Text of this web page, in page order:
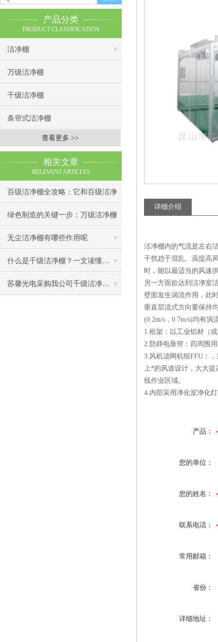
产品分类
PRODUCT CLASSIFICATION
洁净棚
万级洁净棚
千级洁净棚
条帘式洁净棚
查看更多 >>
相关文章
RELEVANT ARTICLES
百级洁净棚全攻略：它和百级洁净
室到底有什么区别？
绿色制造的关键一步：万级洁净棚
助力环保型半导体产业发展
无尘洁净棚有哪些作用呢
什么是千级洁净棚？一文读懂其结构特点与局部净化优势
苏馨光电采购我公司千级洁净棚普通工作台一批（7月07日）已顺利交货
详细介绍
洁净棚内的气流是左右
干扰趋于混乱、虽提高
时，能以最适当的风速
另一方面欲达到洁净室
壁面发生涡流作用，此
垂直层流式方向要保持
(0.2m/s，0.7m/s)均有涡
1.框架：以工业铝材（
2.防静电垂帘：四周围
3.风机滤网机组FFU：
上*的风道设计，大大提
线作业区域。
4.内部采用净化室净化
产品：
您的单位：
您的姓名：
联系电话：
常用邮箱：
省份：
详细地址：